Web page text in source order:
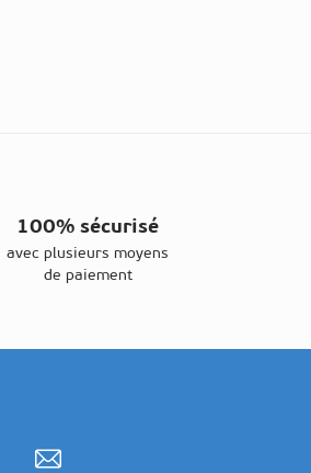
100% sécurisé
avec plusieurs moyens
de paiement